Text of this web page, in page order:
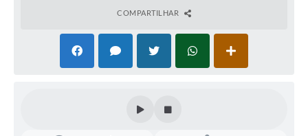
17 de JULHO de 2026.
HORÁRIO DE INÍCIO DA DISPUTA:
de Brasília/DF)
Plataforma daBolsa de Licitações do Brasil –
www.bll.org.br
ENDEREÇO ELETRÔNICO: https://bll.org.br/
COMPARTILHAR